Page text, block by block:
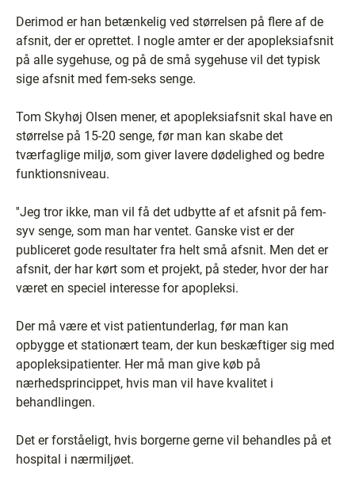
Derimod er han betænkelig ved størrelsen på flere af de
afsnit, der er oprettet. I nogle amter er der apopleksiafsnit
på alle sygehuse, og på de små sygehuse vil det typisk
sige afsnit med fem-seks senge.
Tom Skyhøj Olsen mener, et apopleksiafsnit skal have en
størrelse på 15-20 senge, før man kan skabe det
tværfaglige miljø, som giver lavere dødelighed og bedre
funktionsniveau.
''Jeg tror ikke, man vil få det udbytte af et afsnit på fem-
syv senge, som man har ventet. Ganske vist er der
publiceret gode resultater fra helt små afsnit. Men det er
afsnit, der har kørt som et projekt, på steder, hvor der har
været en speciel interesse for apopleksi.
Der må være et vist patientunderlag, før man kan
opbygge et stationært team, der kun beskæftiger sig med
apopleksipatienter. Her må man give køb på
nærhedsprincippet, hvis man vil have kvalitet i
behandlingen.
Det er forståeligt, hvis borgerne gerne vil behandles på et
hospital i nærmiljøet.